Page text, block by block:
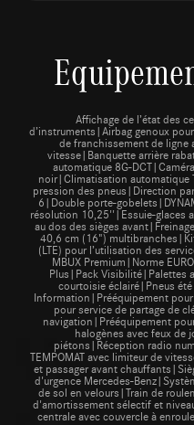
Affichage de l’état des
d’instruments|Airbag genoux
de franchissement de
vitesse|Banquette arrière
automatique 8G-
noir|Climatisation automatique
pression des pneus|Direction
6|Double porte-
résolution 10,25''|Essuie-glaces
au dos des sièges
40,6 cm (16")
(LTE) pour l’utilisation des
MBUX Premium|Norme
Plus|Pack Visibilité|Palettes
courtoisie éclairé|Pneus
Information|Prééquipement
pour service de partage de
navigation|Prééquipement
halogènes avec feux de
piétons|Réception radio
TEMPOMAT avec limiteur de
et passager avant
d'urgence Mercedes-
de sol en velours|Train de
d'amortissement sélectif et
centrale avec couvercle à